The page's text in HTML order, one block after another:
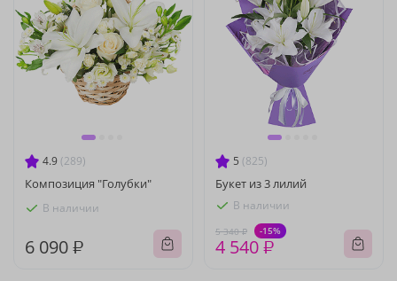
4.9 (289)
Композиция "Голубки"
В наличии
6 090 ₽
5 (825)
Букет из 3 лилий
В наличии
5 340 ₽ -15%
4 540 ₽